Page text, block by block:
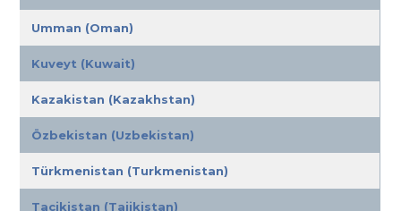
Umman (Oman)
Kuveyt (Kuwait)
Kazakistan (Kazakhstan)
Özbekistan (Uzbekistan)
Türkmenistan (Turkmenistan)
Tacikistan (Tajikistan)